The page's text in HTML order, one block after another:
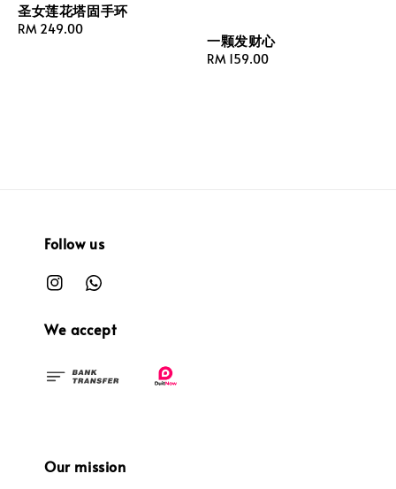
圣女莲花塔固手环
Regular
RM 249.00
一颗发财心
Regular
RM 159.00
Follow us
We accept
Our mission